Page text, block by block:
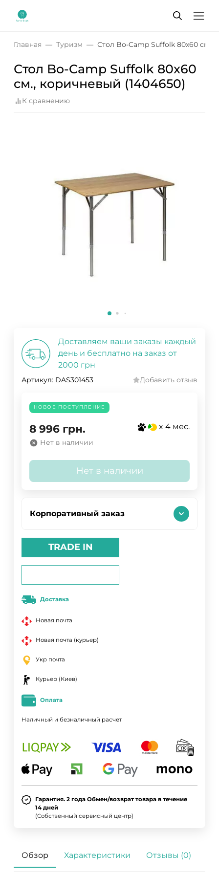
Главная Туризм Стол Bo-Camp Suffolk 80x60 cм.,
Стол Bo-Camp Suffolk 80x60
cм., коричневый (1404650)
К сравнению
Доставляем ваши заказы каждый
день и бесплатно на заказ от
2000 грн
Артикул: DAS301453 Добавить отзыв
НОВОЕ ПОСТУПЛЕНИЕ
8 996 грн. x 4 мес.
Нет в наличии
Нет в наличии
Корпоративный заказ
TRADE IN
Доставка
Новая почта
Новая почта (курьер)
Укр почта
Курьер (Киев)
Оплата
Наличный и безналичный расчет
Гарантия. 2 года Обмен/возврат товара в течение
14 дней
(Собственный сервисный центр)
Обзор Характеристики Отзывы (0)